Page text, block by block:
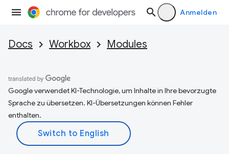
Anmelden
Docs Workbox Modules
Google verwendet KI-Technologie, um Inhalte in Ihre bevorzugte
Sprache zu übersetzen. KI-Übersetzungen können Fehler
enthalten.